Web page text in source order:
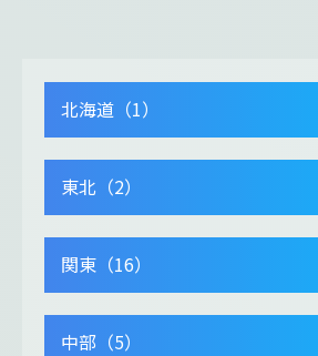
北海道（1）
東北（2）
関東（16）
中部（5）